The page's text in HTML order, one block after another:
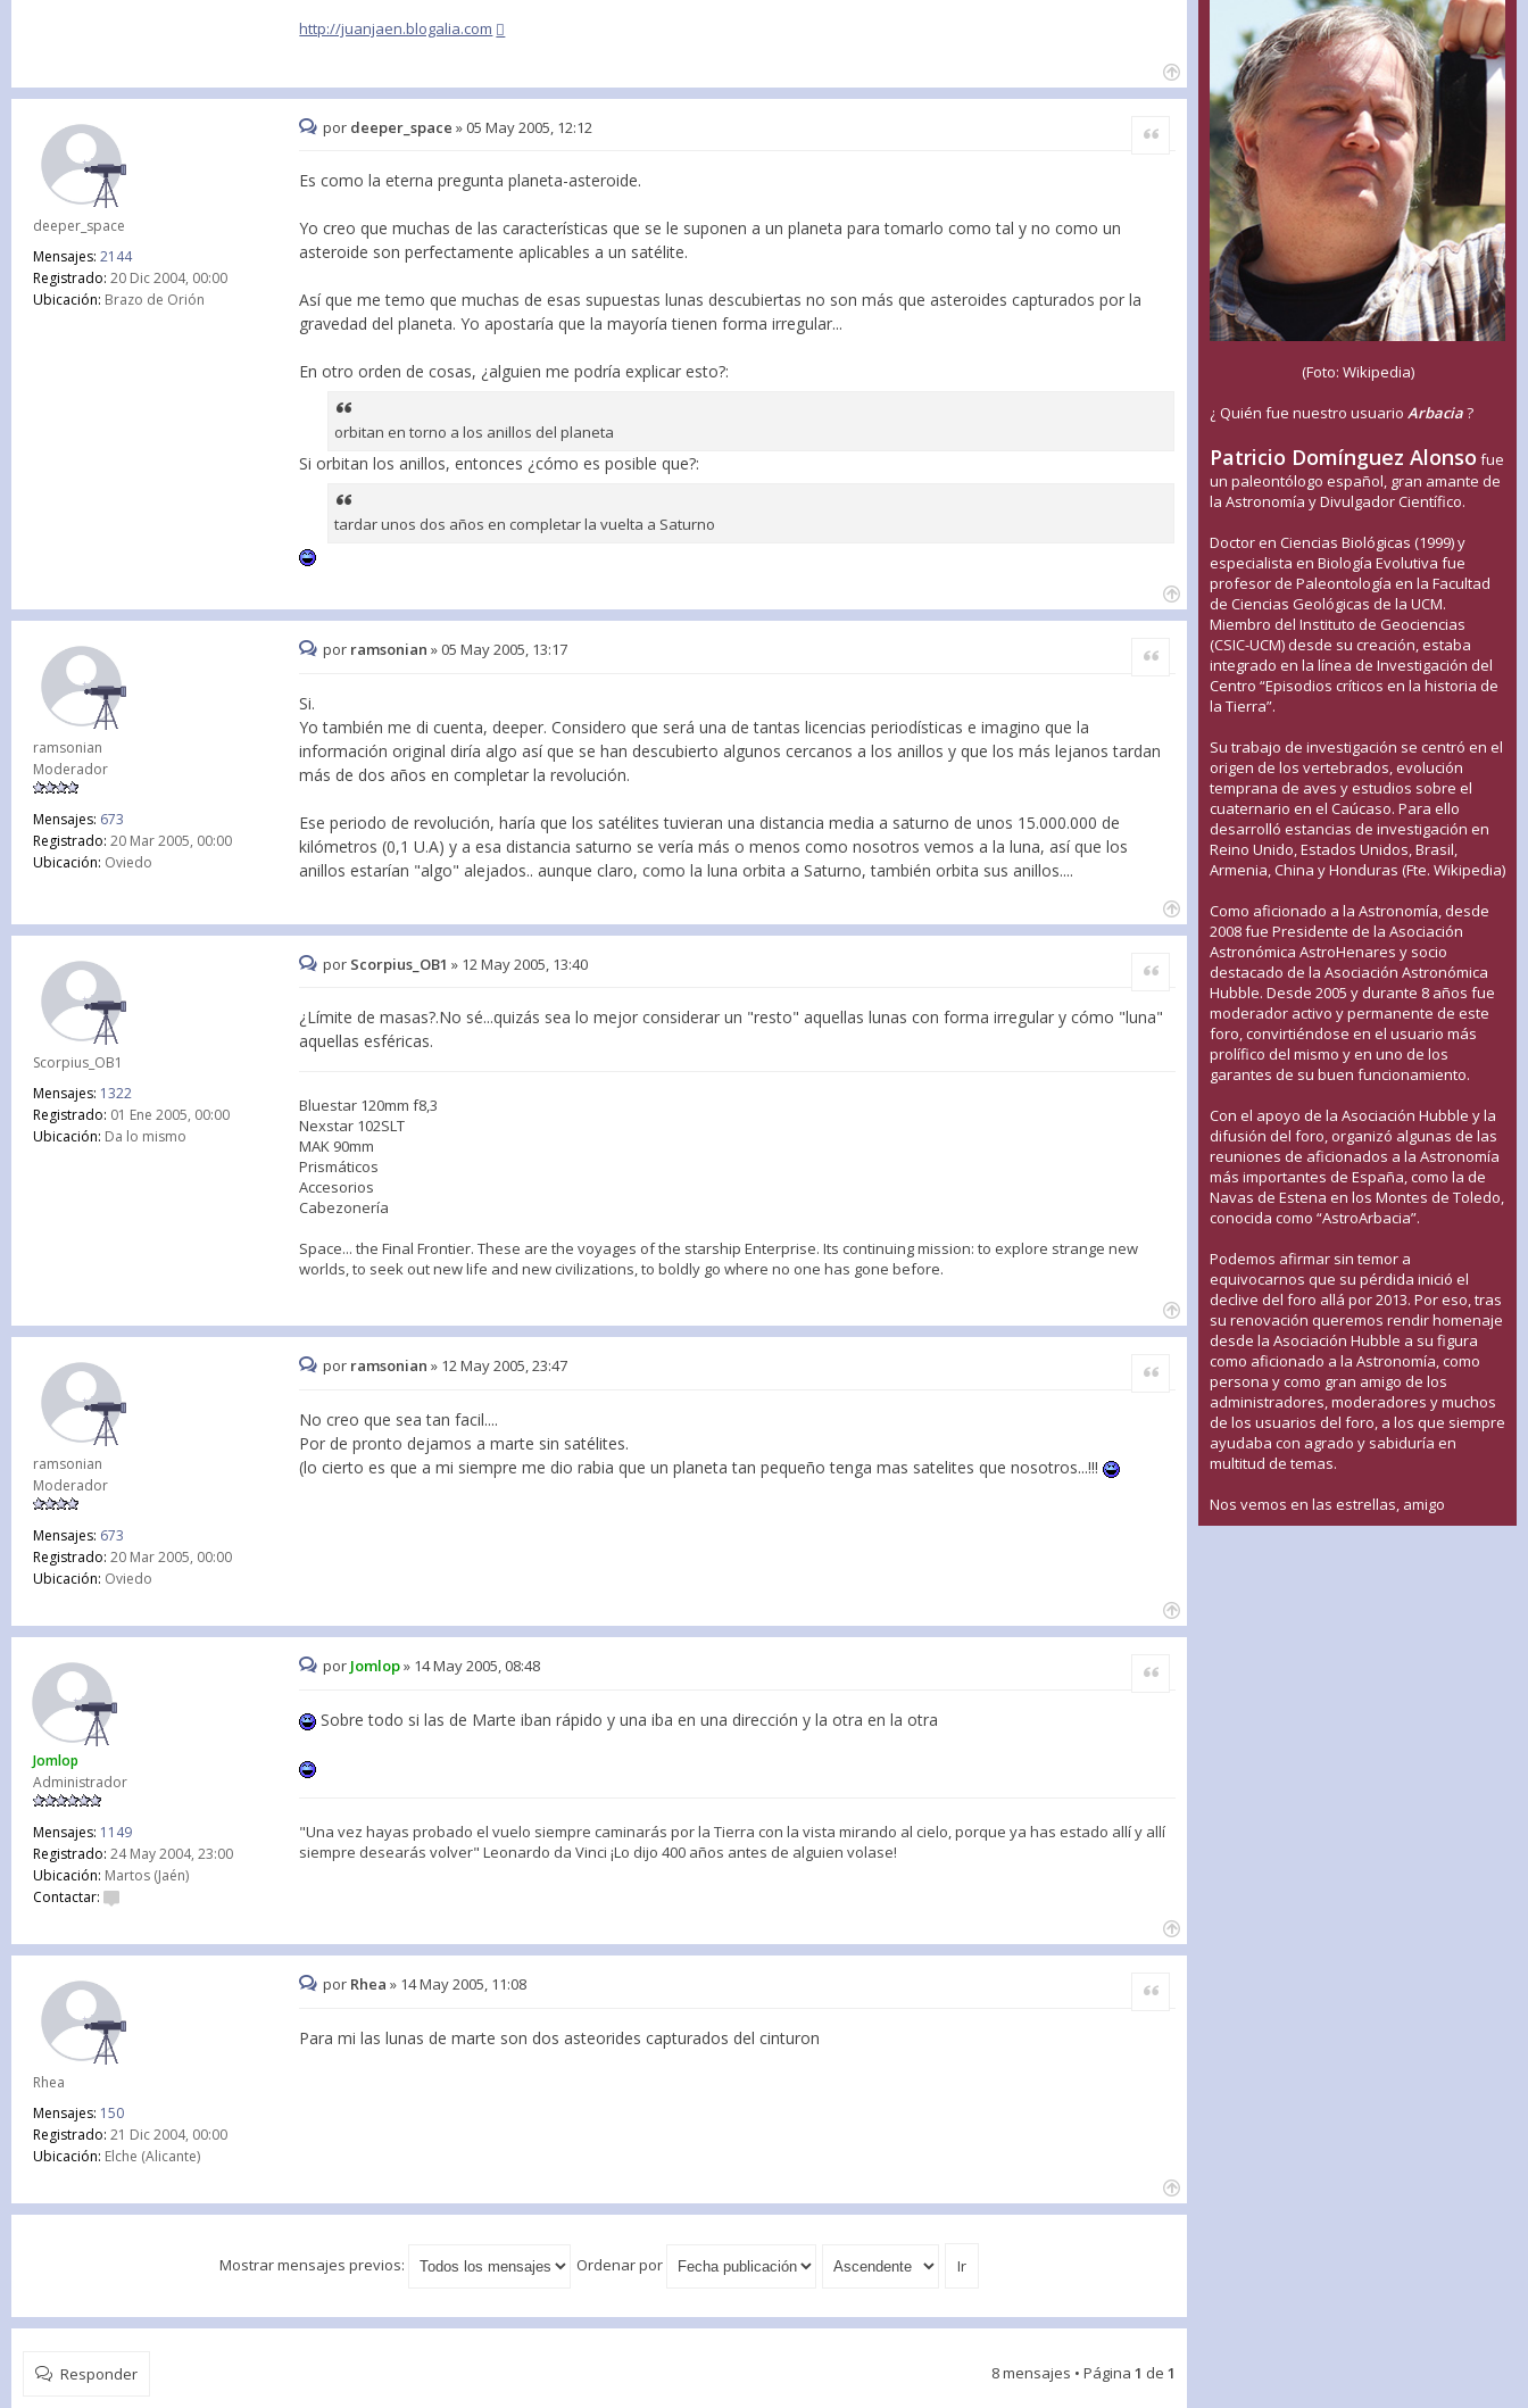
http://juanjaen.blogalia.com
deeper_space
Mensajes: 2144
Registrado: 20 Dic 2004, 00:00
Ubicación: Brazo de Orión
Citar
por deeper_space »05 May 2005, 12:12
Es como la eterna pregunta planeta-asteroide.
Yo creo que muchas de las características que se le suponen a un planeta para tomarlo como tal y no como un
asteroide son perfectamente aplicables a un satélite.
Así que me temo que muchas de esas supuestas lunas descubiertas no son más que asteroides capturados por la
gravedad del planeta. Yo apostaría que la mayoría tienen forma irregular...
En otro orden de cosas, ¿alguien me podría explicar esto?:
orbitan en torno a los anillos del planeta
Si orbitan los anillos, entonces ¿cómo es posible que?:
tardar unos dos años en completar la vuelta a Saturno
ramsonian
Moderador
Mensajes: 673
Registrado: 20 Mar 2005, 00:00
Ubicación: Oviedo
Citar
por ramsonian »05 May 2005, 13:17
Si.
Yo también me di cuenta, deeper. Considero que será una de tantas licencias periodísticas e imagino que la
información original diría algo así que se han descubierto algunos cercanos a los anillos y que los más lejanos tardan
más de dos años en completar la revolución.
Ese periodo de revolución, haría que los satélites tuvieran una distancia media a saturno de unos 15.000.000 de
kilómetros (0,1 U.A) y a esa distancia saturno se vería más o menos como nosotros vemos a la luna, así que los
anillos estarían "algo" alejados.. aunque claro, como la luna orbita a Saturno, también orbita sus anillos....
Scorpius_OB1
Mensajes: 1322
Registrado: 01 Ene 2005, 00:00
Ubicación: Da lo mismo
Citar
por Scorpius_OB1 » 12 May 2005, 13:40
¿Límite de masas?.No sé...quizás sea lo mejor considerar un "resto" aquellas lunas con forma irregular y cómo "luna"
aquellas esféricas.
Bluestar 120mm f8,3
Nexstar 102SLT
MAK 90mm
Prismáticos
Accesorios
Cabezonería
Space... the Final Frontier. These are the voyages of the starship Enterprise. Its continuing mission: to explore strange new
worlds, to seek out new life and new civilizations, to boldly go where no one has gone before.
ramsonian
Moderador
Mensajes: 673
Registrado: 20 Mar 2005, 00:00
Ubicación: Oviedo
Citar
por ramsonian » 12 May 2005, 23:47
No creo que sea tan facil....
Por de pronto dejamos a marte sin satélites.
(lo cierto es que a mi siempre me dio rabia que un planeta tan pequeño tenga mas satelites que nosotros...!!!
Jomlop
Administrador
Mensajes: 1149
Registrado: 24 May 2004, 23:00
Ubicación: Martos (Jaén)
Contactar:
Citar
por Jomlop» 14 May 2005, 08:48
Sobre todo si las de Marte iban rápido y una iba en una dirección y la otra en la otra
"Una vez hayas probado el vuelo siempre caminarás por la Tierra con la vista mirando al cielo, porque ya has estado allí y allí
siempre desearás volver" Leonardo da Vinci ¡Lo dijo 400 años antes de alguien volase!
Rhea
Mensajes: 150
Registrado: 21 Dic 2004, 00:00
Ubicación: Elche (Alicante)
Citar
por Rhea » 14 May 2005, 11:08
Para mi las lunas de marte son dos asteorides capturados del cinturon
Mostrar mensajes previos: Ordenar por
Responder 8 mensajes • Página 1 de 1
(Foto: Wikipedia)
¿ Quién fue nuestro usuario Arbacia?
Patricio Domínguez Alonso fue
un paleontólogo español, gran amante de
la Astronomía y Divulgador Científico.
Doctor en Ciencias Biológicas (1999) y
especialista en Biología Evolutiva fue
profesor de Paleontología en la Facultad
de Ciencias Geológicas de la UCM.
Miembro del Instituto de Geociencias
(CSIC-UCM) desde su creación, estaba
integrado en la línea de Investigación del
Centro “Episodios críticos en la historia de
la Tierra”.
Su trabajo de investigación se centró en el
origen de los vertebrados, evolución
temprana de aves y estudios sobre el
cuaternario en el Caúcaso. Para ello
desarrolló estancias de investigación en
Reino Unido, Estados Unidos, Brasil,
Armenia, China y Honduras (Fte. Wikipedia)
Como aficionado a la Astronomía, desde
2008 fue Presidente de la Asociación
Astronómica AstroHenares y socio
destacado de la Asociación Astronómica
Hubble. Desde 2005 y durante 8 años fue
moderador activo y permanente de este
foro, convirtiéndose en el usuario más
prolífico del mismo y en uno de los
garantes de su buen funcionamiento.
Con el apoyo de la Asociación Hubble y la
difusión del foro, organizó algunas de las
reuniones de aficionados a la Astronomía
más importantes de España, como la de
Navas de Estena en los Montes de Toledo,
conocida como “AstroArbacia”.
Podemos afirmar sin temor a
equivocarnos que su pérdida inició el
declive del foro allá por 2013. Por eso, tras
su renovación queremos rendir homenaje
desde la Asociación Hubble a su figura
como aficionado a la Astronomía, como
persona y como gran amigo de los
administradores, moderadores y muchos
de los usuarios del foro, a los que siempre
ayudaba con agrado y sabiduría en
multitud de temas.
Nos vemos en las estrellas, amigo